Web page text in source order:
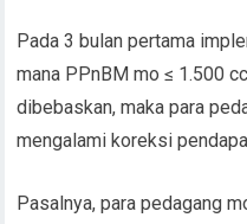
Pada 3 bulan pertama
mana PPnBM mo ≤ 1.500
dibebaskan, maka para
mengalami koreksi
Pasalnya, para pedagang